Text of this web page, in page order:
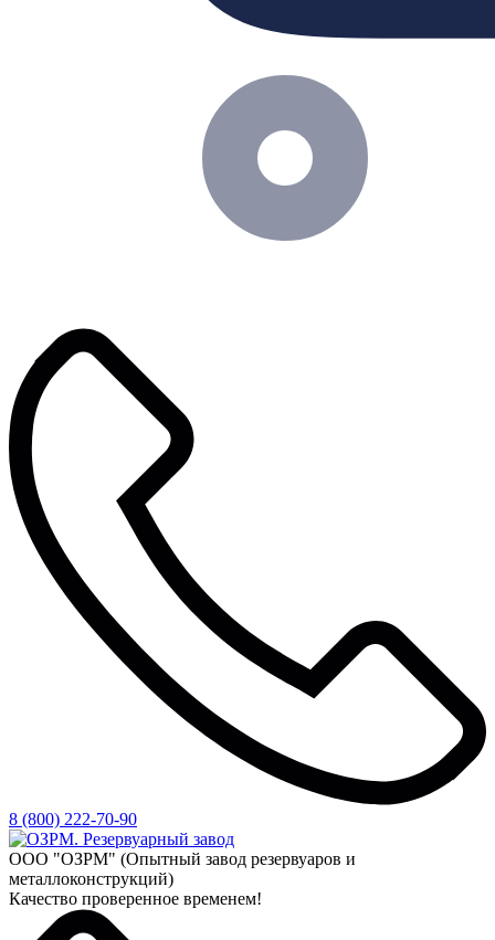
8 (800) 222-70-90
ООО "ОЗРМ" (Опытный завод резервуаров и
металлоконструкций)
Качество проверенное временем!